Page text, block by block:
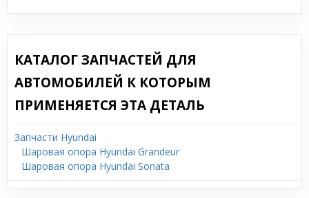
КАТАЛОГ ЗАПЧАСТЕЙ ДЛЯ
АВТОМОБИЛЕЙ К КОТОРЫМ
ПРИМЕНЯЕТСЯ ЭТА ДЕТАЛЬ
Запчасти Hyundai
Шаровая опора Hyundai Grandeur
Шаровая опора Hyundai Sonata